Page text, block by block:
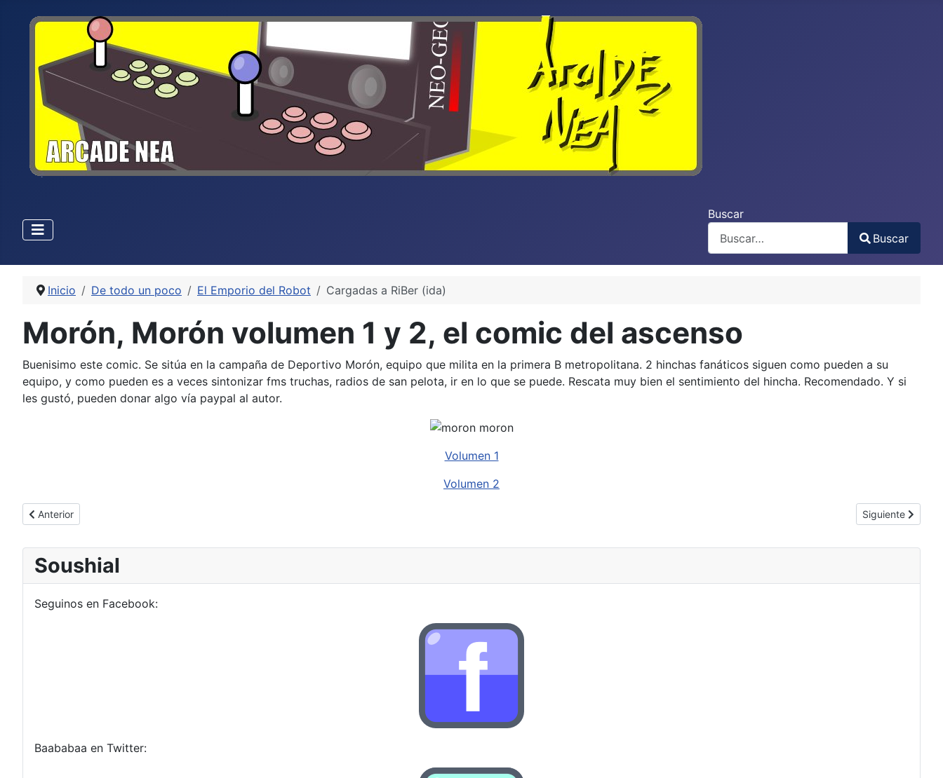
Buscar
Type 2 or more characters for results.
Buscar
Inicio De todo un poco El Emporio del Robot Cargadas a RiBer (ida)
Morón, Morón volumen 1 y 2, el comic del ascenso
Buenisimo este comic. Se sitúa en la campaña de Deportivo Morón, equipo que milita en la primera B metropolitana. 2 hinchas fanáticos siguen como pueden a su
equipo, y como pueden es a veces sintonizar fms truchas, radios de san pelota, ir en lo que se puede. Rescata muy bien el sentimiento del hincha. Recomendado. Y si
les gustó, pueden donar algo vía paypal al autor.
Volumen 1
Volumen 2
Artículo anterior: Street Fighter Coreano, una cagada
Anterior Artículo
Siguiente
Soushial
Seguinos en Facebook:
Baababaa en Twitter: